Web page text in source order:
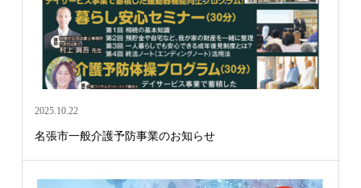
2025.10.22
名張市一般介護予防事業のお知らせ